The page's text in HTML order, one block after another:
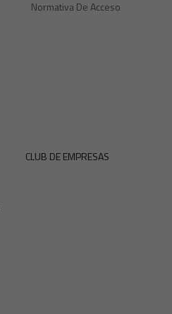
Normativa De Acceso
CLUB DE EMPRESAS